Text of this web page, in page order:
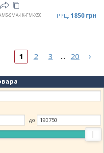
SMA-JK-FM-X50 РРЦ: 1850 грн
1 2 3 ... 20 ›
до